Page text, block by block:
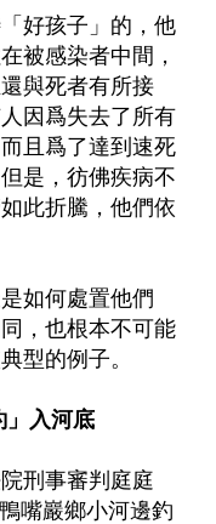
好孩子」的，他
被感染者中間，
與死者有所接
因爲失去了所有
且爲了達到速死
是，彷佛疾病不
此折騰，他們依
如何處置他們
，也根本不可能
型的例子。
入河底
刑事審判庭庭
嘴巖鄉小河邊釣